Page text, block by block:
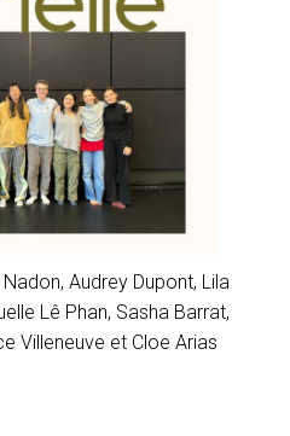
Audrey Dupont, Lila
Lê Phan, Sasha Barrat,
Villeneuve et Cloe Arias